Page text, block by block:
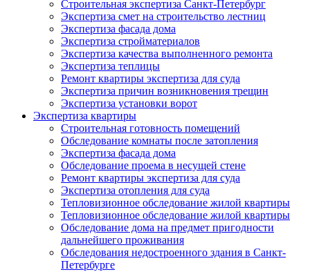
Строительная экспертиза Санкт-Петербург
Экспертиза смет на строительство лестниц
Экспертиза фасада дома
Экспертиза стройматериалов
Экспертиза качества выполненного ремонта
Экспертиза теплицы
Ремонт квартиры экспертиза для суда
Экспертиза причин возникновения трещин
Экспертиза установки ворот
Экспертиза квартиры
Строительная готовность помещений
Обследование комнаты после затопления
Экспертиза фасада дома
Обследование проема в несущей стене
Ремонт квартиры экспертиза для суда
Экспертиза отопления для суда
Тепловизионное обследование жилой квартиры
Тепловизионное обследование жилой квартиры
Обследование дома на предмет пригодности
дальнейшего проживания
Обследования недостроенного здания в Санкт-
Петербурге